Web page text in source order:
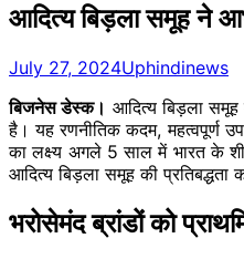
आदित्य बिड़ला समूह ने
July 27, 2024Uphindinews
बिजनेस डेस्क। आदित्यबिड़लासमूह
है। यह रणनीतिक कदम, महत्वपूर्ण
का लक्ष्य अगले 5 साल में भारत के
आदित्यबिड़ला समूह की प्रतिबद्धता
भरोसेमंद ब्रांडों को